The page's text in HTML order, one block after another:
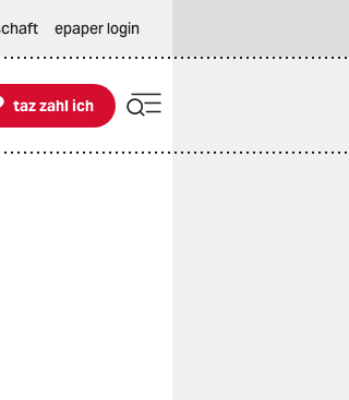
epaper login
zahl ich
taz zahl ich